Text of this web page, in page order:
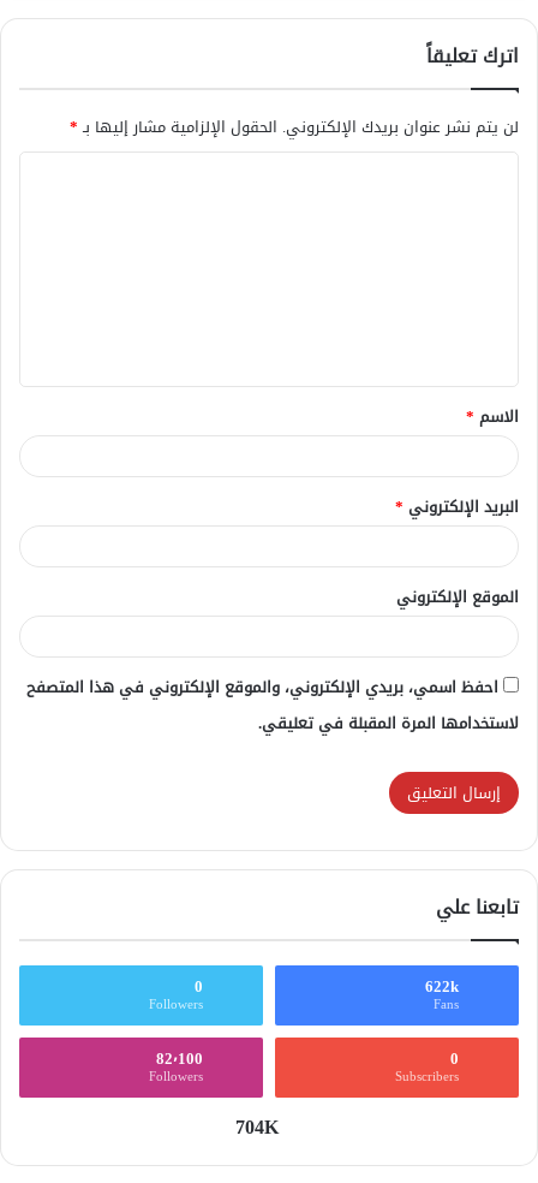
اترك تعليقاً
لن يتم نشر عنوان بريدك الإلكتروني. الحقول الإلزامية مشار إليها بـ*
ق
*
الاسم *
البريد الإلكتروني *
الموقع الإلكتروني
احفظ اسمي، بريدي الإلكتروني، والموقع الإلكتروني في هذا المتصفح
لاستخدامها المرة المقبلة في تعليقي.
تابعنا علي
622k
Fans
0
Followers
0
Subscribers
82٬100
Followers
704K